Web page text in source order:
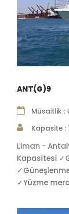
ANT(G)9
Müsaitlik :
Kapasite :
Liman -
Kapasitesi
✓Yüzme